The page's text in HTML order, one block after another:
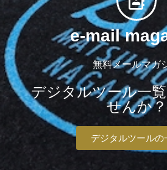
e-mail
無料メールマガ
デジタルツール一
せんか？
デジタルツールの